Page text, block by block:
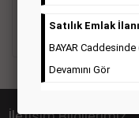
Satılık Emlak İlanı
BAYAR
Devamını Gör